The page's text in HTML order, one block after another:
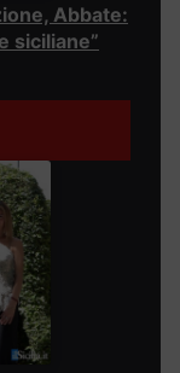
Abbate:
siciliane”